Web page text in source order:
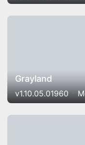
Grayland
v1.10.05.01960